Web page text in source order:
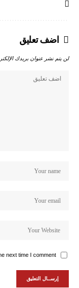
اضف تعليق
لن يتم نشر عنوان بريدك
next time I comment.